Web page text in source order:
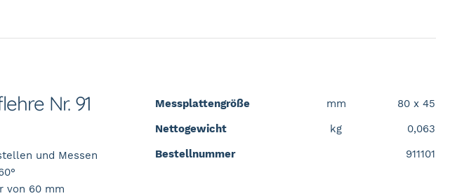
Nr. 91
und Messen
von 60 mm
Messplattengröße mm
80 x 45
Nettogewicht
kg
0,063
Bestellnummer
911101